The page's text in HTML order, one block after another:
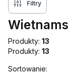
Filtry
Produkty: 13
Produkty: 13
Lista
Sortowanie: